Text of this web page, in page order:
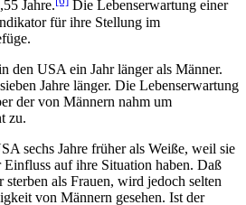
Jahre.
Die Lebenserwartung einer
für ihre Stellung im
den USA ein Jahr länger als Männer.
Jahre länger. Die Lebenserwartung
der von Männern nahm um
zu.
sechs Jahre früher als Weiße, weil sie
auf ihre Situation haben. Daß
sterben als Frauen, wird jedoch selten
von Männern gesehen. Ist der